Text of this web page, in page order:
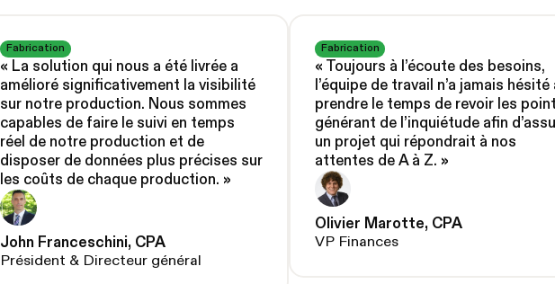
Fabrication
« La solution qui nous a été livrée a
amélioré significativement la visibilité
sur notre production. Nous sommes
capables de faire le suivi en temps
réel de notre production et de
disposer de données plus précises sur
les coûts de chaque production. »
John Franceschini, CPA
Président & Directeur général
Fabrication
«
Toujours à l’écoute des besoins,
l’équipe de travail n’a jamais hésité
prendre le temps de revoir les
générant de l’inquiétude afin
un projet qui répondrait à nos
attentes de A à Z. »
Olivier Marotte, CPA
VP Finances